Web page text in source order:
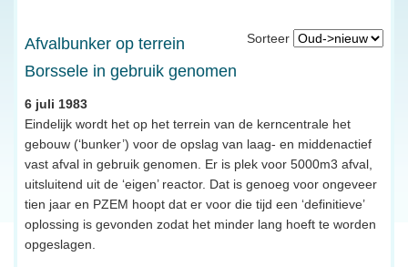
Sorteer
Afvalbunker op terrein
Borssele in gebruik genomen
6 juli 1983
Eindelijk wordt het op het terrein van de kerncentrale het
gebouw (‘bunker’) voor de opslag van laag- en middenactief
vast afval in gebruik genomen. Er is plek voor 5000m3 afval,
uitsluitend uit de ‘eigen’ reactor. Dat is genoeg voor ongeveer
tien jaar en PZEM hoopt dat er voor die tijd een ‘definitieve’
oplossing is gevonden zodat het minder lang hoeft te worden
opgeslagen.